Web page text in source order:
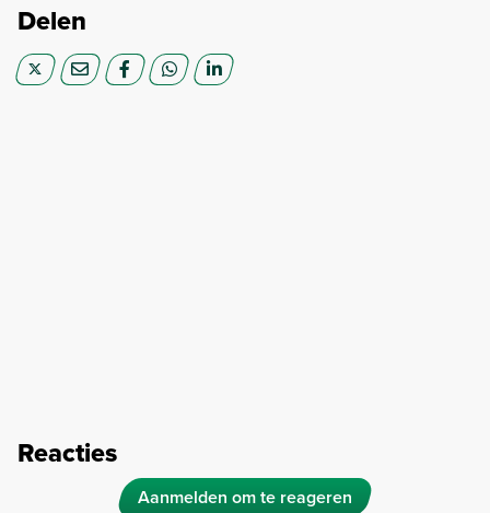
Delen
Reacties
Aanmelden om te reageren